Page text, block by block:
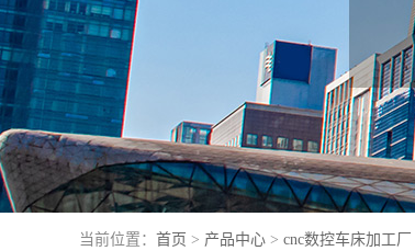
当前位置： 首页 > 产品中心 > cnc数控车床加工厂